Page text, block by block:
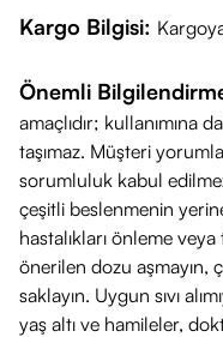
Kargo Bilgisi:
Önemli
amaçlıdır; kullanımına
taşımaz. Müşteri
sorumluluk kabul
çeşitli beslenmenin
hastalıkları önleme
önerilen dozu aşmayın,
saklayın. Uygun sıvı
yaş altı ve hamileler,